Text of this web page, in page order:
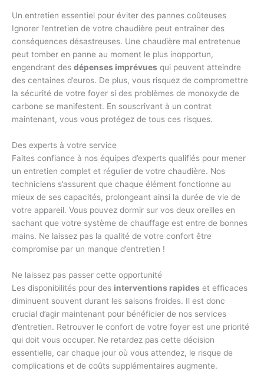
Un entretien essentiel pour éviter des pannes coûteuses
Ignorer l’entretien de votre chaudière peut entraîner des
conséquences désastreuses. Une chaudière mal entretenue
peut tomber en panne au moment le plus inopportun,
engendrant des dépenses imprévues qui peuvent atteindre
des centaines d’euros. De plus, vous risquez de compromettre
la sécurité de votre foyer si des problèmes de monoxyde de
carbone se manifestent. En souscrivant à un contrat
maintenant, vous vous protégez de tous ces risques.
Des experts à votre service
Faites confiance à nos équipes d’experts qualifiés pour mener
un entretien complet et régulier de votre chaudière. Nos
techniciens s’assurent que chaque élément fonctionne au
mieux de ses capacités, prolongeant ainsi la durée de vie de
votre appareil. Vous pouvez dormir sur vos deux oreilles en
sachant que votre système de chauffage est entre de bonnes
mains. Ne laissez pas la qualité de votre confort être
compromise par un manque d’entretien !
Ne laissez pas passer cette opportunité
Les disponibilités pour des interventions rapides et efficaces
diminuent souvent durant les saisons froides. Il est donc
crucial d’agir maintenant pour bénéficier de nos services
d’entretien. Retrouver le confort de votre foyer est une priorité
qui doit vous occuper. Ne retardez pas cette décision
essentielle, car chaque jour où vous attendez, le risque de
complications et de coûts supplémentaires augmente.